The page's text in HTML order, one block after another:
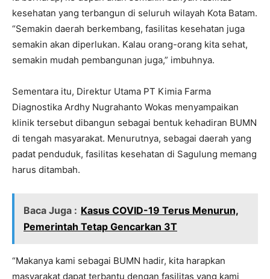
kesehatan yang terbangun di seluruh wilayah Kota Batam.
“Semakin daerah berkembang, fasilitas kesehatan juga
semakin akan diperlukan. Kalau orang-orang kita sehat,
semakin mudah pembangunan juga,” imbuhnya.
Sementara itu, Direktur Utama PT Kimia Farma
Diagnostika Ardhy Nugrahanto Wokas menyampaikan
klinik tersebut dibangun sebagai bentuk kehadiran BUMN
di tengah masyarakat. Menurutnya, sebagai daerah yang
padat penduduk, fasilitas kesehatan di Sagulung memang
harus ditambah.
Baca Juga : Kasus COVID-19 Terus Menurun,
Pemerintah Tetap Gencarkan 3T
“Makanya kami sebagai BUMN hadir, kita harapkan
masyarakat dapat terbantu dengan fasilitas yang kami